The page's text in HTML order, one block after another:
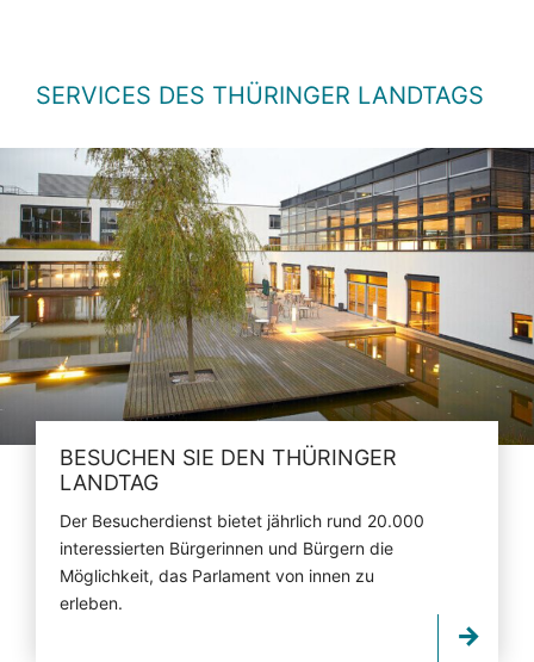
SERVICES DES THÜRINGER LANDTAGS
BESUCHEN SIE DEN THÜRINGER
LANDTAG
Der Besucherdienst bietet jährlich rund 20.000
interessierten Bürgerinnen und Bürgern die
Möglichkeit, das Parlament von innen zu
erleben.